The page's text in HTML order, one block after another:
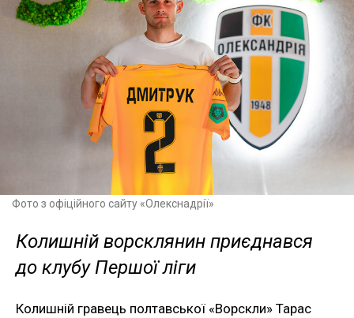
Фото з офіційного сайту «Олекснадрії»
Колишній ворсклянин приєднався
до клубу Першої ліги
Колишній гравець полтавської «Ворскли» Тарас